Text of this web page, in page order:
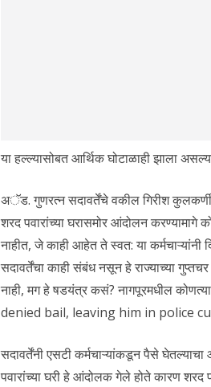
या हल्ल्यासोबत आर्थिक घोटाळाही झाला
अॅड. गुणरत्न सदावर्तेंचे वकील गिरीश कुलकर्णी
शरद पवारांच्या घरासमोर आंदोलन
नाहीत, जे काही आहेत ते स्वत: या
सदावर्तेंचा काही संबंध नसून हे राज्याच्या
नाही, मग हे षडयंत्र कसं? नागपूरमधील
denied bail, leaving him in police
सदावर्तेंनी एसटी कर्मचाऱ्यांकडून पैसे
पवारांच्या घरी हे आंदोलक गेले होते कारण शरद